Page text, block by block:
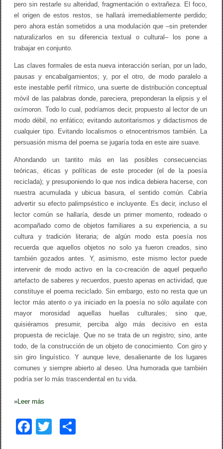
pero sin restarle su alteridad, fragmentación o extrañeza. El foco,
el origen de estos restos, se hallará irremediablemente perdido;
pero ahora están sometidos a una modulación que –sin pretender
naturalizarlos en su diferencia textual o cultural– los pone a
trabajar en conjunto.
Las claves formales de esta nueva interacción serían, por un lado,
pausas y encabalgamientos; y, por el otro, de modo paralelo a
este inestable perfil rítmico, una suerte de distribución conceptual
móvil de las palabras donde, pareciera, preponderan la elipsis y el
oxímoron. Todo lo cual, podríamos decir, propuesto al lector de un
modo débil, no enfático; evitando autoritarismos y didactismos de
cualquier tipo. Evitando localismos o etnocentrismos también. La
persuasión misma del poema se jugaría toda en este aire suave.
Ahondando un tantito más en las posibles consecuencias
teóricas, éticas y políticas de este proceder (el de la poesía
reciclada); y presuponiendo lo que nos indica debiera hacerse, con
nuestra acumulada y ubicua basura, el sentido común. Cabría
advertir su efecto palimpséstico e incluyente. Es decir, incluso el
lector común se hallaría, desde un primer momento, rodeado o
acompañado como de objetos familiares a su experiencia, a su
cultura y tradición literaria; de algún modo esta poesía nos
recuerda que aquellos objetos no solo ya fueron creados, sino
también gozados antes. Y, asimismo, este mismo lector puede
intervenir de modo activo en la co-creación de aquel pequeño
artefacto de saberes y recuerdos, puesto apenas en actividad, que
constituye el poema reciclado. Sin embargo, esto no resta que un
lector más atento o ya iniciado en la poesía no sólo aquilate con
mayor morosidad aquellas huellas culturales; sino que,
quisiéramos presumir, perciba algo más decisivo en esta
propuesta de reciclaje. Que no se trata de un registro; sino, ante
todo, de la construcción de un objeto de conocimiento. Con giro y
sin giro linguístico. Y aunque leve, desalienante de los lugares
comunes y siempre abierto al deseo. Una humorada que también
podría ser lo más trascendental en tu vida.
»Leer más
F